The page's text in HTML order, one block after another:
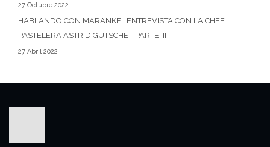
27 Octubre 2022
HABLANDO CON MARANKE | ENTREVISTA CON LA CHEF
PASTELERA ASTRID GUTSCHE - PARTE III
27 Abril 2022